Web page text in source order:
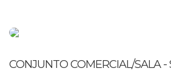
CONJUNTO COMERCIAL/SALA -